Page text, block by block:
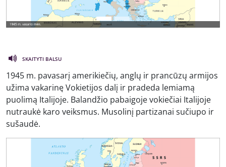
SKAITYTI BALSU
1945 m. pavasarį amerikiečių, anglų ir prancūzų armijos
užima vakarinę Vokietijos dalį ir pradeda lemiamą
puolimą Italijoje. Balandžio pabaigoje vokiečiai Italijoje
nutraukė karo veiksmus. Musolinį partizanai sučiupo ir
sušaudė.